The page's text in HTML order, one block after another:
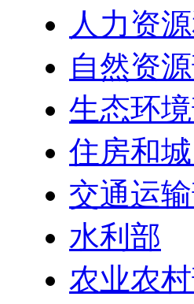
人力资
自然资
生态环
住房和
交通运
水利部
农业农